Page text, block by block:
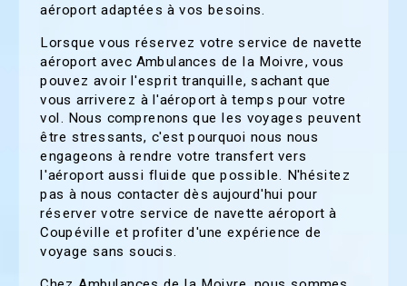
aéroport adaptées à vos besoins.
Lorsque vous réservez votre service de navette
aéroport avec Ambulances de la Moivre, vous
pouvez avoir l'esprit tranquille, sachant que
vous arriverez à l'aéroport à temps pour votre
vol. Nous comprenons que les voyages peuvent
être stressants, c'est pourquoi nous nous
engageons à rendre votre transfert vers
l'aéroport aussi fluide que possible. N'hésitez
pas à nous contacter dès aujourd'hui pour
réserver votre service de navette aéroport à
Coupéville et profiter d'une expérience de
voyage sans soucis.